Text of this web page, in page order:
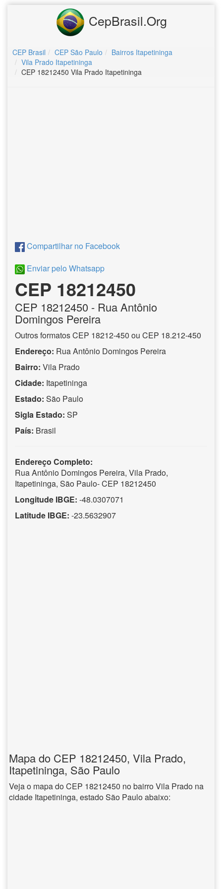
CepBrasil.Org
CEP Brasil CEP São Paulo
Bairros Itapetininga
Vila Prado Itapetininga
CEP 18212450 Vila Prado Itapetininga
Compartilhar no Facebook
Enviar pelo Whatsapp
CEP 18212450
CEP 18212450 - Rua Antônio
Domingos Pereira
Outros formatos CEP 18212-450 ou CEP 18.212-450
Endereço: Rua Antônio Domingos Pereira
Bairro: Vila Prado
Cidade: Itapetininga
Estado: São Paulo
Sigla Estado: SP
País: Brasil
Endereço Completo:
Rua Antônio Domingos Pereira, Vila Prado,
Itapetininga, São Paulo- CEP 18212450
Longitude IBGE: -48.0307071
Latitude IBGE: -23.5632907
Mapa do CEP 18212450, Vila Prado,
Itapetininga, São Paulo
Veja o mapa do CEP 18212450 no bairro Vila Prado na
cidade Itapetininga, estado São Paulo abaixo: